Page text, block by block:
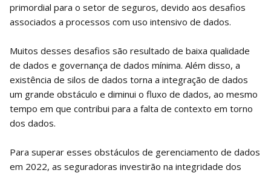
primordial para o setor de seguros, devido aos desafios
associados a processos com uso intensivo de dados.
Muitos desses desafios são resultado de baixa qualidade
de dados e governança de dados mínima. Além disso, a
existência de silos de dados torna a integração de dados
um grande obstáculo e diminui o fluxo de dados, ao mesmo
tempo em que contribui para a falta de contexto em torno
dos dados.
Para superar esses obstáculos de gerenciamento de dados
em 2022, as seguradoras investirão na integridade dos